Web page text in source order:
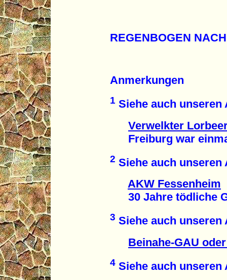
REGENBOGEN
Anmerkungen
1 Siehe auch unseren
Verwelkter
Freiburg war
2 Siehe auch unseren
AKW Fessenheim
30 Jahre tödliche
3 Siehe auch unseren
Beinahe-GAU
4 Siehe auch unseren